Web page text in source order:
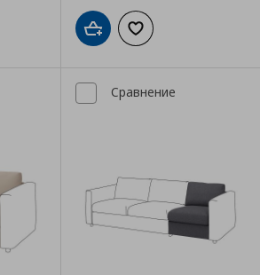
списъка с любимиДобави в кошницата
Добави към
Сравнение